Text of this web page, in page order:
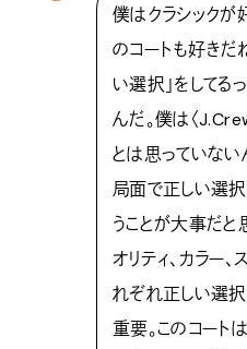
僕はクラシックが
のコートも好きだ
い選択」をしてる
んだ。僕は〈
とは思っていない
局面で正しい選択
うことが大事だと
オリティ、カラー、
れぞれ正しい選
重要。このコート